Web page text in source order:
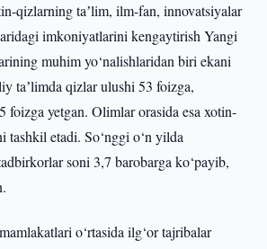
qizlarning taʼlim, ilm-fan, innovatsiyalar
imkoniyatlarini kengaytirish Yangi
muhim yo‘nalishlaridan biri ekani
taʼlimda qizlar ulushi 53 foizga,
foizga yetgan. Olimlar orasida esa xotin-
tashkil etadi. So‘nggi o‘n yilda
soni 3,7 barobarga ko‘payib,
o‘rtasida ilg‘or tajribalar